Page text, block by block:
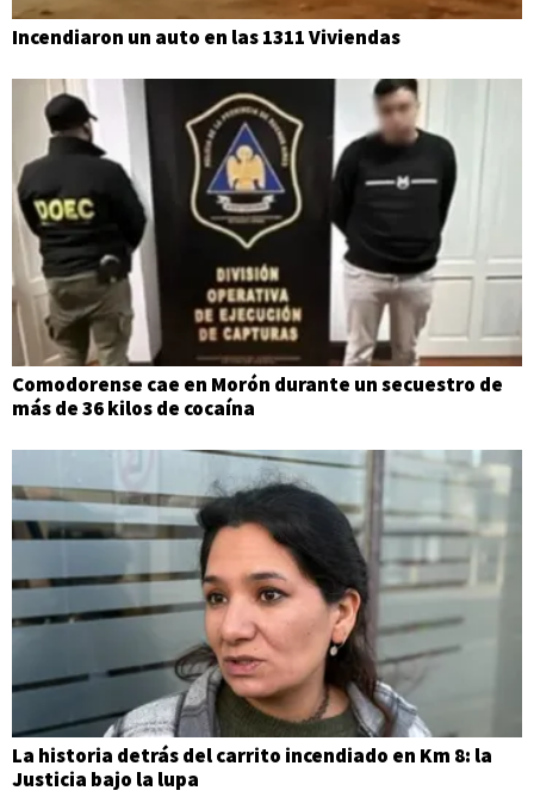
Incendiaron un auto en las 1311 Viviendas
Comodorense cae en Morón durante un secuestro de
más de 36 kilos de cocaína
La historia detrás del carrito incendiado en Km 8: la
Justicia bajo la lupa